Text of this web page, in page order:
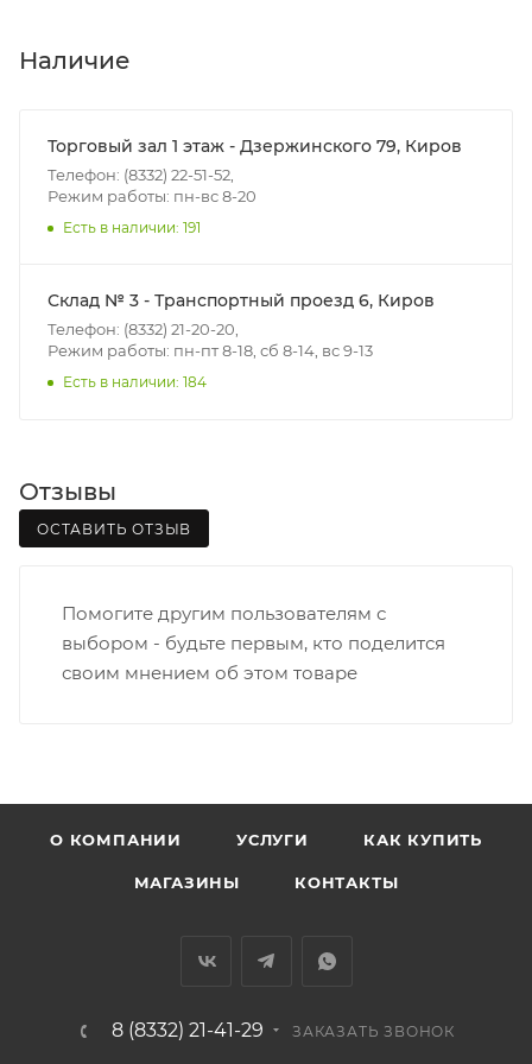
В субботу с 8:00 до 15:00
- зоны доставки;
- веса и габаритов товаров в заказе;
- количества торговых точек для погрузки товаров.
(перекрестки улиц):
• Дзержинского - Жуковского
• Ленина - 65 лет победы
• Московская - Ульяновская
• Щорса – Ульяновская
Доставка в Нововятский р-он, Коминтерн, Костино и
индивидуальном порядке.
В случае непредвиденных обстоятельств,
отсутствии подъездных путей поставщик вправе
Доставка заказов по России не осуществляется.
Наличие
Торговый зал 1 этаж - Дзержинского 79, Киров
Телефон: (8332) 22-51-52,
Режим работы: пн-вс 8-20
Есть в наличии: 191
Склад № 3 - Транспортный проезд 6, Киров
Телефон: (8332) 21-20-20,
Режим работы: пн-пт 8-18, сб 8-14, вс 9-13
Есть в наличии: 184
Отзывы
ОСТАВИТЬ ОТЗЫВ
Помогите другим пользователям с
выбором - будьте первым, кто поделится
своим мнением об этом товаре
О КОМПАНИИ УСЛУГИ КАК КУПИТЬ
МАГАЗИНЫ КОНТАКТЫ
8 (8332) 21-41-29 ЗАКАЗАТЬ ЗВОНОК